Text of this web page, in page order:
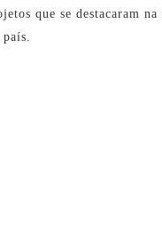
que se destacaram na